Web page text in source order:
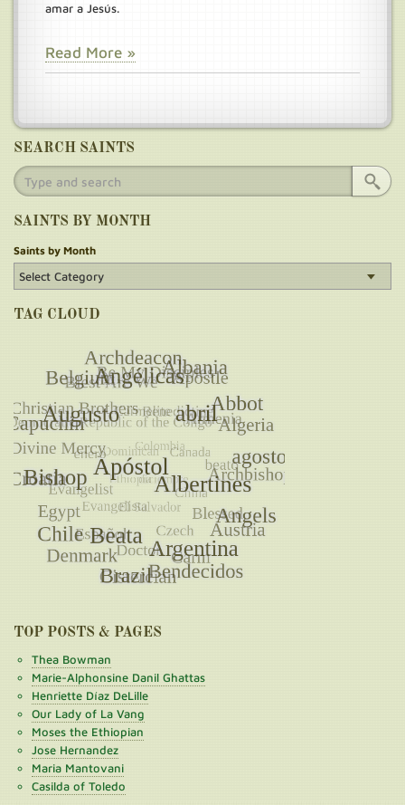
amar a Jesús.
Read More »
SEARCH SAINTS
SAINTS BY MONTH
Saints by Month
TAG CLOUD
TOP POSTS & PAGES
Thea Bowman
Marie-Alphonsine Danil Ghattas
Henriette Díaz DeLille
Our Lady of La Vang
Moses the Ethiopian
Jose Hernandez
Maria Mantovani
Casilda of Toledo